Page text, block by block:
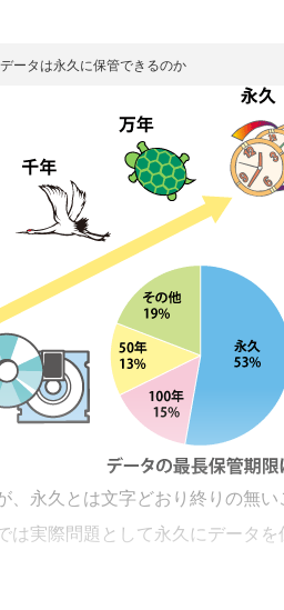
ータは永久に保管できるのか
永久とは文字どおり終りの無
は実際問題として永久にデータを